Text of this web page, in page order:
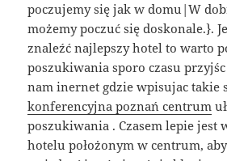
poczujemy się jak w domu|W
możemy poczuć się doskonale.}.
znaleźć najlepszy hotel to warto
poszukiwania sporo czasu
nam inernet gdzie wpisujac takie
konferencyjna poznań centrum
poszukiwania . Czasem lepie jest
hotelu położonym w centrum, aby